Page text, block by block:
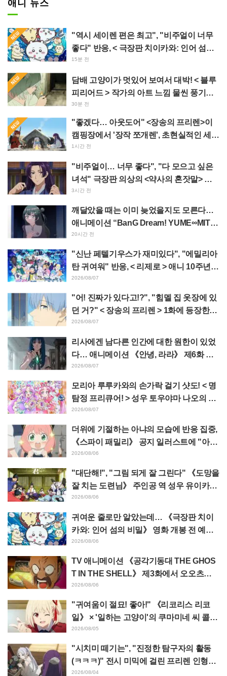
애니 뉴스
"역시 세이렌 편은 최고", "비주얼이 너무
좋다" 반응, < 극장판 치이카와: 인어 섬의
비밀 > 오늘 7월 24일 개봉
15분 전
담배 고양이가 멋있어 보여서 대박! < 블루
피리어드 > 작가의 아트 느낌 물씬 풍기는
< 담배 고양이 > 일러스트에 "어쩌면 예대
에 있을 법해"
30분 전
"좋겠다… 아웃도어" <장송의 프리렌>이
캠핑장에서 '장작 쪼개렌', 초현실적인 세계
관에 "매일 알차게 보내네"
1시간 전
"비주얼이… 너무 좋다", "다 모으고 싶은
녀석" 극장판 의상의 <약사의 혼잣말> 마
오마오와 진시가 정교한 피규어로 입체화
3시간 전
깨달았을 때는 이미 늦었을지도 모른다…
애니메이션 “BanG Dream! YUME∞MITA”
제8화, 줄거리·스틸컷 공개
20시간 전
"신난 페텔기우스가 재미있다", "에밀리아
탄 귀여워" 반응, < 리제로 > 애니 10주년
기념 이벤트 비주얼 공개
2026/08/07
"어! 진짜가 있다고!?", "힘멜 집 옷장에 있
던 거?" < 장송의 프리렌 > 1화에 등장한
'암흑룡의 뿔' 공개에 팬들 경악
2026/08/07
리사에겐 남다른 인간에 대한 원한이 있었
다… 애니메이션 《안녕, 라라》 제6화 줄
거리·선공개 컷 공개
2026/08/07
모리아 루루카와의 손가락 걸기 샷도! < 명
탐정 프리큐어! > 성우 토우야마 나오의 드
림 스테이지 관람 보고에 "W 아르카나다"
반응
2026/08/07
더위에 기절하는 아냐의 모습에 반응 집중,
《스파이 패밀리》 공지 일러스트에 "아냐
가 녹고 있다"
2026/08/06
"대단해!", "그림 되게 잘 그린다" 《도망을
잘 치는 도련님》 주인공 역 성우 유이카와
아사키의 제13화 ED 일러스트에 찬사 속
2026/08/06
귀여운 줄로만 알았는데… 《극장판 치이
카와: 인어 섬의 비밀》 영화 개봉 전 예습
영상이 "생각 이상으로 가혹하다", "노동
얘기뿐이다"라며 갭에 놀라는 목소리
2026/08/06
TV 애니메이션 《공각기동대 THE GHOS
T IN THE SHELL》 제3화에서 오오츠카
아키오가 연기하는 마레스 대령 등장! 캐스
트 코멘트 & 엔드 카드 공개
2026/08/06
"귀여움이 절묘! 좋아!" 《리코리스 리코
일》 × '일하는 고양이'의 쿠마미네 씨 콜라
보 발표에 "좋아!" 반응 잇따라
2026/08/05
"시치미 떼기는", "진정한 탐구자의 활동
(ㅋㅋㅋ)" 전시 미믹에 걸린 프리렌 인형에
태클 쇄도 《장송의 프리렌》
2026/08/04